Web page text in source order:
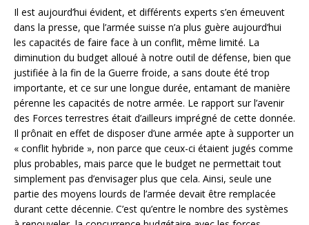
Il est aujourd’hui évident, et différents experts s’en émeuvent
dans la presse, que l’armée suisse n’a plus guère aujourd’hui
les capacités de faire face à un conflit, même limité. La
diminution du budget alloué à notre outil de défense, bien que
justifiée à la fin de la Guerre froide, a sans doute été trop
importante, et ce sur une longue durée, entamant de manière
pérenne les capacités de notre armée. Le rapport sur l’avenir
des Forces terrestres était d’ailleurs imprégné de cette donnée.
Il prônait en effet de disposer d’une armée apte à supporter un
« conflit hybride », non parce que ceux-ci étaient jugés comme
plus probables, mais parce que le budget ne permettait tout
simplement pas d’envisager plus que cela. Ainsi, seule une
partie des moyens lourds de l’armée devait être remplacée
durant cette décennie. C’est qu’entre le nombre des systèmes